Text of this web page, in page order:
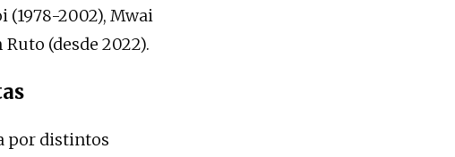
(1978-2002), Mwai
(desde 2022).
por distintos